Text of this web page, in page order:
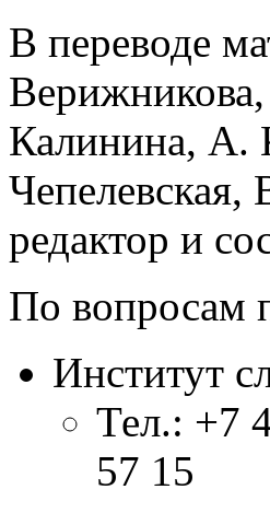
В переводе
Калинина, А.
редактор и
По вопросам
Институт
Тел.: +7
57 15